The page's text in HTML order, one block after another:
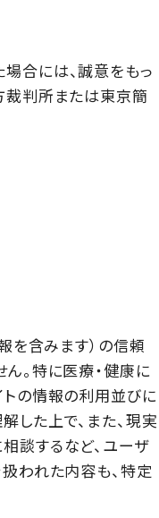
合には、誠意をもっ
裁判所または東京簡
を含みます）の信頼
。特に医療・健康に
トの情報の利用並びに
した上で、また、現実
談するなど、ユーザ
われた内容も、特定